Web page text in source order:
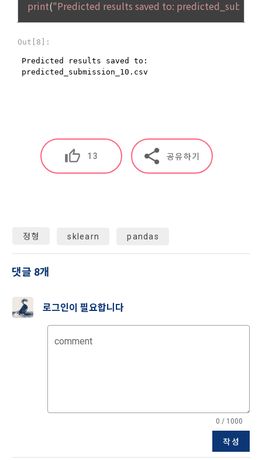
요한 비용은 이용자가 부담한다. “사이트”는 이용자에게 청약철
용과 다르게 이행되어 청약철회 등을 하는 경우 재화 및 서비스
등의 반환에 필요한 비용은 “사이트”가 부담한다.
1. 설비의 보수 등 "회사"의 필요에 의해 사전에 "회원"들에게 통
지한 경우
2. 기간통신사업자가 전기통신서비스 제공을 중지하는 경우
제 18 조 (회원정보의 제공 및 광고의 게재)
1. “회사”는 “회원”에게 서비스 이용에 필요하다고 판단되는 정
보들을 전자우편이나 서신우편, SMS 등을 이용하여 제공할 수
2. "회사"는 제공하는 서비스와 관련되는 정보 또는 광고를 서비
스 화면, 홈페이지 등에 게재할 수 있다.
주의 판촉활동에 "회원"이 참여하거나 교신 또는 거래를 함으로
을 통해 이용자가 설정한 계정 정보)를 "휴면계정"로 분리하여
면, SMS 중 하나의 방법으로 사전 통지하며 이용자가 직접 본인
확인을 거쳐, 다시 "사이트" 이용 의사표시를 한 경우에는 "사이
트" 이용이 가능합니다.
이 파기하고 있습니다. 단, 이용자에게 개인정보 보관기간에 대
해 별도의 동의를 얻은 경우, 또는 법령에서 일정 기간 정보보관
의무를 부과하는 경우에는 해당 기간 동안 개인정보를 안전하게
보관합니다.
습니다.
회원탈퇴, 서비스 종료, 이용자에게 동의 받은 개인정보 보유기
정보는 재생이 불가능한 방법으로 파기하고 있습니다. 법령에서
보존의무를 부과한 정보에 대해서도 해당 기간 경과 후 지체없
은 분쇄하거나 소각하는 방식 등으로 파기합니다.
13 공유하기
정형 sklearn pandas
댓글 8개
로그인이 필요합니다
comment
0 / 1000
작성